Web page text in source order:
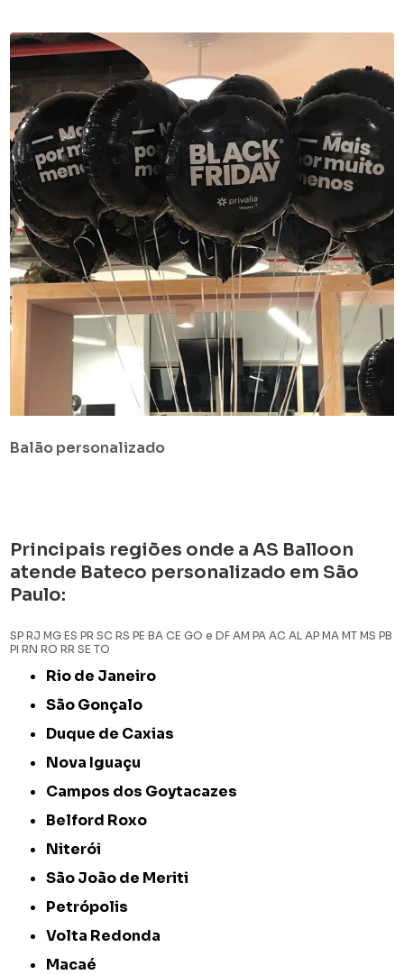
Balão personalizado
Principais regiões onde a AS Balloon
atende Bateco personalizado em São
Paulo:
SP RJ MG ES PR SC RS PE BA CE GO e DF AM PA AC AL AP MA MT MS PB
PI RN RO RR SE TO
Rio de Janeiro
São Gonçalo
Duque de Caxias
Nova Iguaçu
Campos dos Goytacazes
Belford Roxo
Niterói
São João de Meriti
Petrópolis
Volta Redonda
Macaé